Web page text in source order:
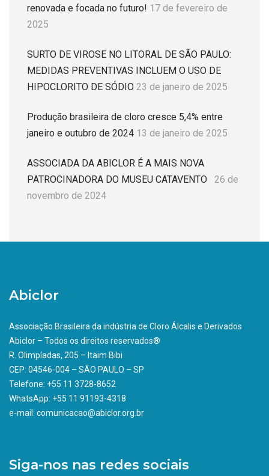
renovada e focada no futuro! 17 de fevereiro de
2025
SURTO DE VIROSE NO LITORAL DE SÃO PAULO:
MEDIDAS PREVENTIVAS INCLUEM O USO DE
HIPOCLORITO DE SÓDIO 23 de janeiro de 2025
Produção brasileira de cloro cresce 5,4% entre
janeiro e outubro de 2024 13 de janeiro de 2025
ASSOCIADA DA ABICLOR É A MAIS NOVA
PATROCINADORA DO MUSEU CATAVENTO
26 de
novembro de 2024
Abiclor
Associação Brasileira da indústria de Cloro Álcalis e Derivados
Abiclor – Todos os direitos reservados®
R. Olimpíadas, 205 – Itaim Bibi
CEP: 04546-004 – SÃO PAULO – SP
Telefone: +55 11 3728-8652
WhatsApp: +55 11 91193-4318
e-mail: comunicacao@abiclor.org.br
Siga-nos nas redes sociais